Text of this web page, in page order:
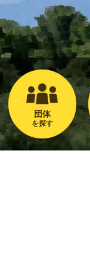
団体
を探す